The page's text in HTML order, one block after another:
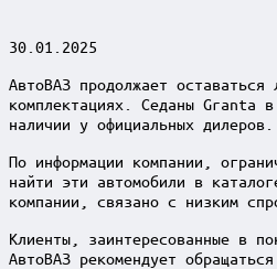
30.01.2025
АвтоВАЗ продолжает
комплектациях. Седаны Granta
наличии у официальных дилеров.
По информации компании,
найти эти автомобили в
компании, связано с низким
Клиенты, заинтересованные в
АвтоВАЗ рекомендует